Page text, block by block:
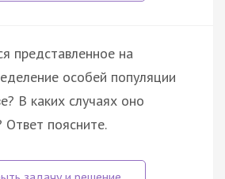
представленное на
особей популяции
В каких случаях оно
Ответ поясните.